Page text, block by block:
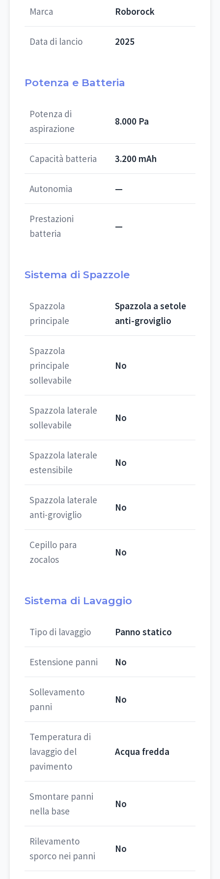
Marca Roborock
Data di lancio 2025
Potenza e Batteria
Potenza di
aspirazione
8.000 Pa
Capacità batteria 3.200 mAh
Autonomia —
Prestazioni
batteria
—
Sistema di Spazzole
Spazzola
principale
Spazzola a setole
anti-groviglio
Spazzola
principale
sollevabile
No
Spazzola laterale
sollevabile
No
Spazzola laterale
estensibile
No
Spazzola laterale
anti-groviglio
No
Cepillo para
zocalos
No
Sistema di Lavaggio
Tipo di lavaggio Panno statico
Estensione panni No
Sollevamento
panni
No
Temperatura di
lavaggio del
pavimento
Acqua fredda
Smontare panni
nella base
No
Rilevamento
sporco nei panni
No